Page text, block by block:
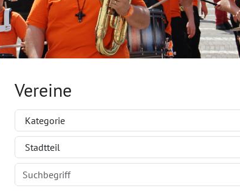
Vereine
Filtern nach: Kategorie (aus Plugin)
Filtern nach: Stadtteil (country)
Suche nach: